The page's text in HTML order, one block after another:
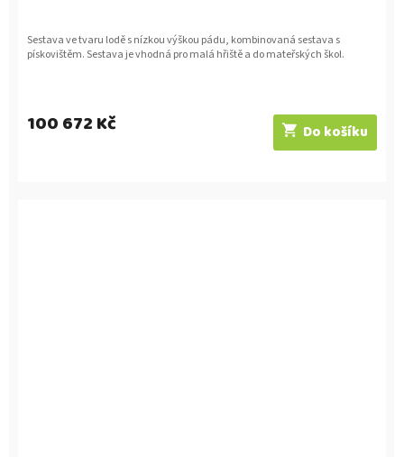
100 672 Kč Do košíku
Sestava ve tvaru lodě s nízkou výškou pádu, kombinovaná sestava s
pískovištěm. Sestava je vhodná pro malá hřiště a do mateřských škol.